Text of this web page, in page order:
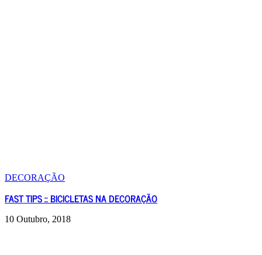
DECORAÇÃO
FAST TIPS :: BICICLETAS NA DECORAÇÃO
10 Outubro, 2018